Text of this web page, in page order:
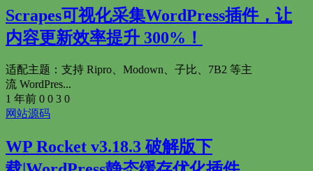
Scrapes可视化采集WordPress插件，让
内容更新效率提升 300%！
适配主题：支持 Ripro、Modown、子比、7B2 等主
流 WordPres...
1 年前 0 0 3 0
网站源码
WP Rocket v3.18.3 破解版下